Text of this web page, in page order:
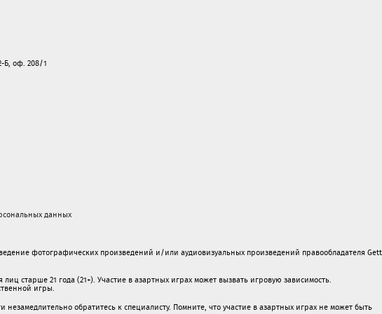
Б, оф. 208/1
данных
фотографических произведений и/или аудиовизуальных произведений правообладателя
старше 21 года (21+). Участие в азартных играх может вызвать игровую зависимость.
игры.
обратитесь к специалисту. Помните, что участие в азартных играх не может быть